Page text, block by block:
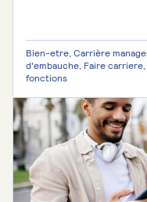
Bien-etre, Carrière
d'embauche, Faire
fonctions